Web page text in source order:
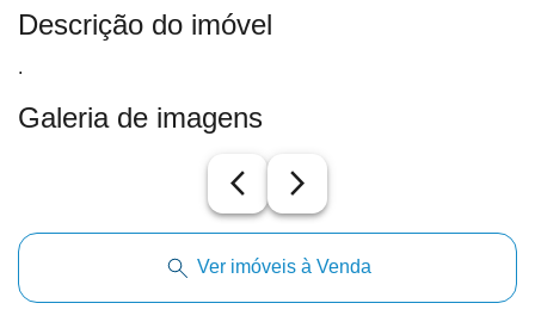
Descrição do imóvel
.
Galeria de imagens
arrow_back_ios_new arrow_forward_ios
Ver imóveis à Venda